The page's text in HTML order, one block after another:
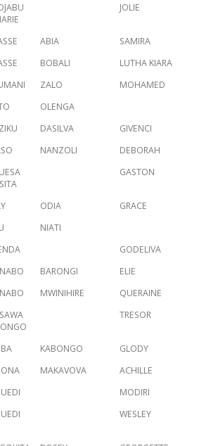
JOLIE
ABIA
SAMIRA
BOBALI
LUTHA KIARA
ZALO
MOHAMED
OLENGA
DASILVA
GIVENCI
NANZOLI
DEBORAH
GASTON
ODIA
GRACE
NIATI
GODELIVA
BARONGI
ELIE
MWINIHIRE
QUERAINE
TRESOR
KABONGO
GLODY
MAKAVOVA
ACHILLE
MODIRI
WESLEY